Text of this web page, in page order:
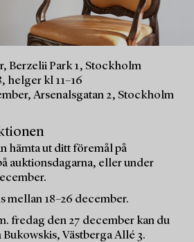
Berzelii Park 1, Stockholm
helger kl 11–16
Arsenalsgatan 2, Stockholm
hämta ut ditt föremål på
auktionsdagarna, eller under
mellan 18–26 december.
fredag den 27 december kan du
Västberga Allé 3.